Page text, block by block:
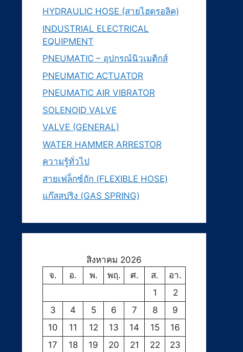
HYDRAULIC HOSE (สายไฮดรอลิค)
INDUSTRIAL ELECTRICAL
EQUIPMENT
PNEUMATIC – อุปกรณ์นิวเมติกส์
PNEUMATIC ACTUATOR
PNEUMATIC AIR VIBRATOR
SOLENOID VALVE
VALVE (GENERAL)
WATER HAMMER ARRESTOR
ความรู้ทั่วไป
สายเฟล็กซ์ถัก (FLEXIBLE HOSE)
แก๊สสปริง (GAS SPRING)
สิงหาคม 2026
จ.
อ. พ. พฤ. ศ. ส.
อา.
1
2
3
4 5 6 7 8
9
10
11 12 13 14 15
16
17
18 19 20 21 22
23